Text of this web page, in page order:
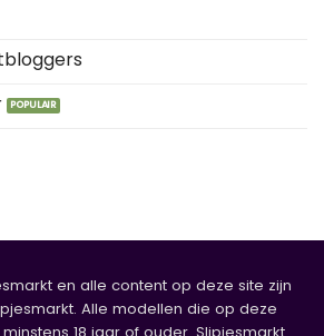
en alle content op deze site zijn
Alle modellen die op deze